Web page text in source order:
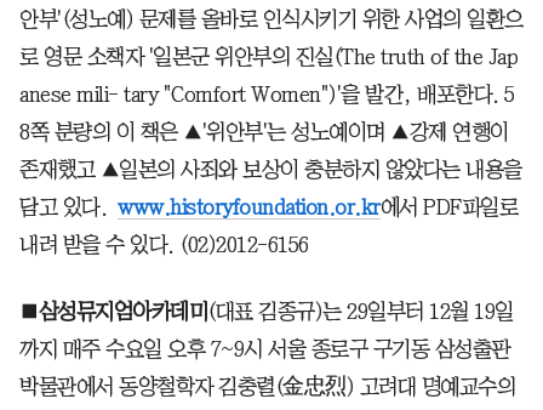
안부'(성노예) 문제를 올바로 인식시키기 위한 사업의 일환으
로 영문 소책자 '일본군 위안부의 진실(The truth of the Jap
anese mili- tary "Comfort Women")'을 발간, 배포한다. 5
8쪽 분량의 이 책은 ▲'위안부'는 성노예이며 ▲강제 연행이
존재했고 ▲일본의 사죄와 보상이 충분하지 않았다는 내용을
담고 있다. www.historyfoundation.or.kr에서 PDF파일로
내려 받을 수 있다. (02)2012-6156
■삼성뮤지엄아카데미 (대표 김종규)는 29일부터 12월 19일
까지 매주 수요일 오후 7~9시 서울 종로구 구기동 삼성출판
박물관에서 동양철학자 김충렬(金忠烈) 고려대 명예교수의